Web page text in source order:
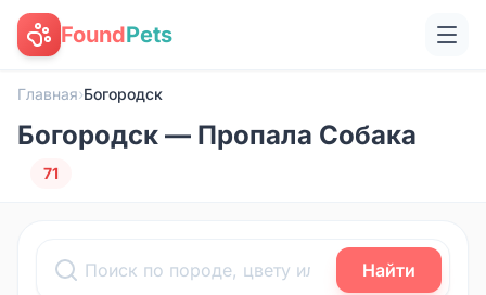
FoundPets
Главная›Богородск
Богородск — Пропала Собака
71
Найти